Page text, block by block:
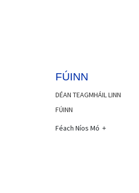
FÚINN
DÉAN TEAGMHÁIL LINN
FÚINN
Féach Níos Mó